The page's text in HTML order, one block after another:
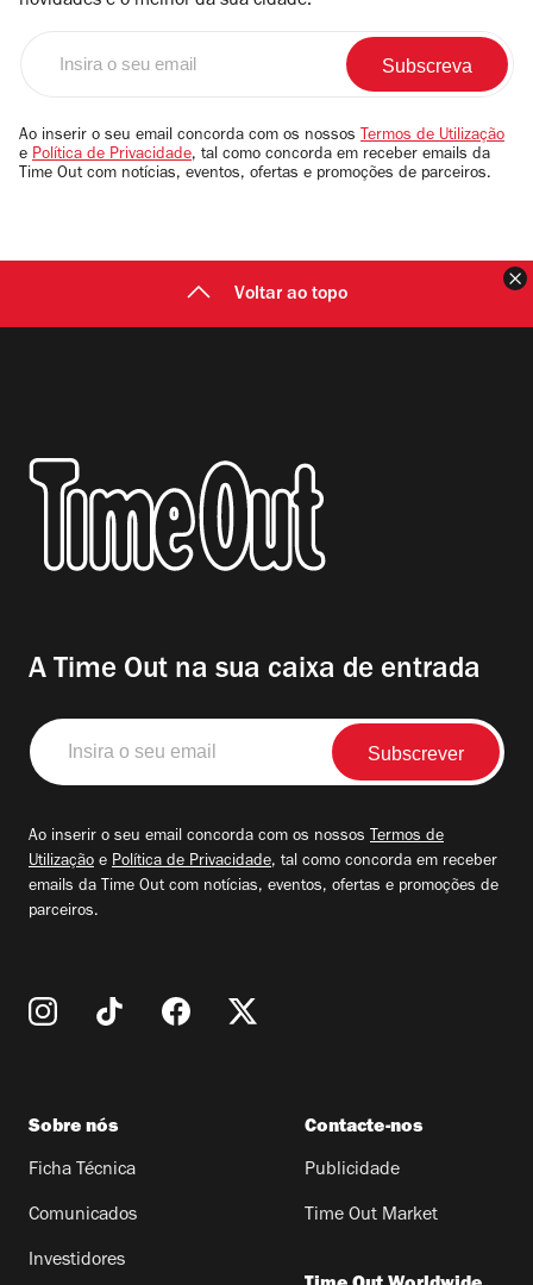
email
Ao inserir o seu email concorda com os nossos Termos de Utilização
e Política de Privacidade, tal como concorda em receber emails da
Time Out com notícias, eventos, ofertas e promoções de parceiros.
Voltar ao topo
A Time Out na sua caixa de entrada
Insira
o
seu
Ao inserir o seu email concorda com os nossos Termos de
Utilização e Política de Privacidade, tal como concorda em receber
emails da Time Out com notícias, eventos, ofertas e promoções de
parceiros.
Sobre nós
Ficha Técnica
Comunicados
Investidores
Contacte-nos
Publicidade
Time Out Market